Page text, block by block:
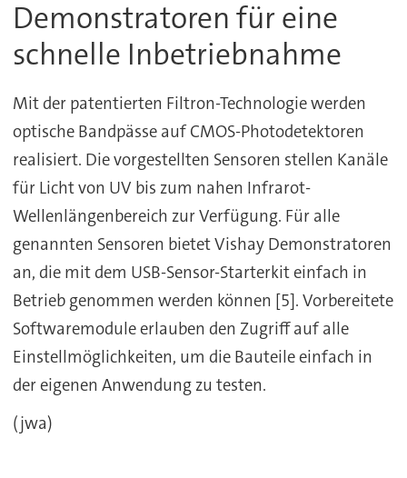
Demonstratoren für eine
schnelle Inbetriebnahme
Mit der patentierten Filtron-Technologie werden
optische Bandpässe auf CMOS-Photodetektoren
realisiert. Die vorgestellten Sensoren stellen Kanäle
für Licht von UV bis zum nahen Infrarot-
Wellenlängenbereich zur Verfügung. Für alle
genannten Sensoren bietet Vishay Demonstratoren
an, die mit dem USB-Sensor-Starterkit einfach in
Betrieb genommen werden können [5]. Vorbereitete
Softwaremodule erlauben den Zugriff auf alle
Einstellmöglichkeiten, um die Bauteile einfach in
der eigenen Anwendung zu testen.
(jwa)